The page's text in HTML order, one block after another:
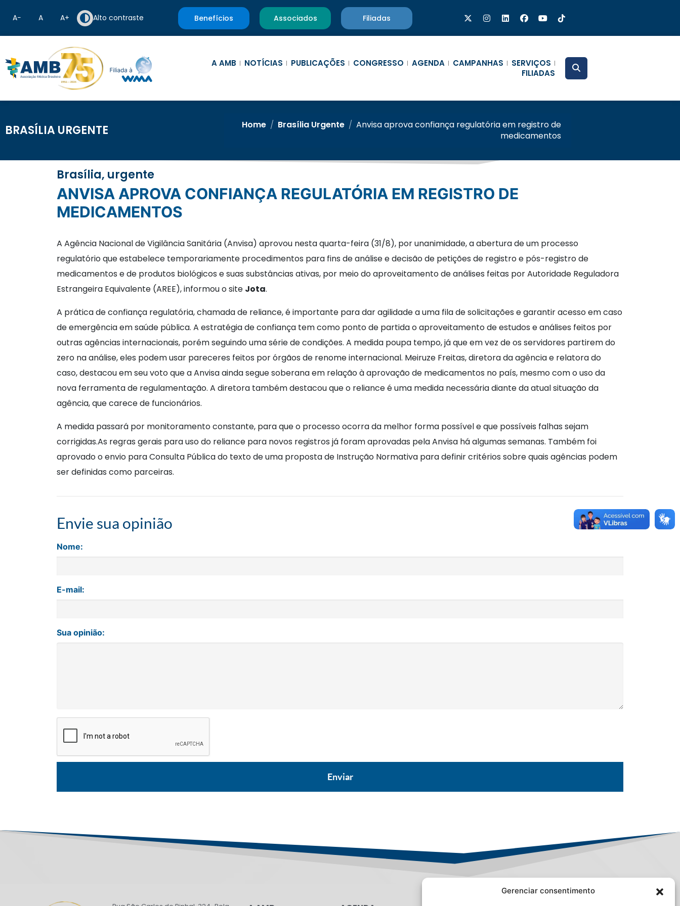
Gerenciar consentimento
A− A A+ Alto contraste Benefícios Associados Filiadas
A AMB NOTÍCIAS PUBLICAÇÕES CONGRESSO AGENDA CAMPANHAS
SERVIÇOS
FILIADAS
BRASÍLIA URGENTE Home / Brasília Urgente / Anvisa aprova confiança regulatória em registro de
medicamentos
Brasília, urgente
ANVISA APROVA CONFIANÇA REGULATÓRIA EM REGISTRO DE
MEDICAMENTOS
A Agência Nacional de Vigilância Sanitária (Anvisa) aprovou nesta quarta-feira (31/8), por unanimidade, a abertura de um processo
regulatório que estabelece temporariamente procedimentos para fins de análise e decisão de petições de registro e pós-registro de
medicamentos e de produtos biológicos e suas substâncias ativas, por meio do aproveitamento de análises feitas por Autoridade Reguladora
Estrangeira Equivalente (AREE), informou o site Jota.
A prática de confiança regulatória, chamada de reliance, é importante para dar agilidade a uma fila de solicitações e garantir acesso em caso
de emergência em saúde pública. A estratégia de confiança tem como ponto de partida o aproveitamento de estudos e análises feitos por
outras agências internacionais, porém seguindo uma série de condições. A medida poupa tempo, já que em vez de os servidores partirem do
zero na análise, eles podem usar pareceres feitos por órgãos de renome internacional. Meiruze Freitas, diretora da agência e relatora do
caso, destacou em seu voto que a Anvisa ainda segue soberana em relação à aprovação de medicamentos no país, mesmo com o uso da
nova ferramenta de regulamentação. A diretora também destacou que o reliance é uma medida necessária diante da atual situação da
agência, que carece de funcionários.
A medida passará por monitoramento constante, para que o processo ocorra da melhor forma possível e que possíveis falhas sejam
corrigidas.As regras gerais para uso do reliance para novos registros já foram aprovadas pela Anvisa há algumas semanas. Também foi
aprovado o envio para Consulta Pública do texto de uma proposta de Instrução Normativa para definir critérios sobre quais agências podem
ser definidas como parceiras.
Envie sua opinião
Nome:
E-mail:
Sua opinião: